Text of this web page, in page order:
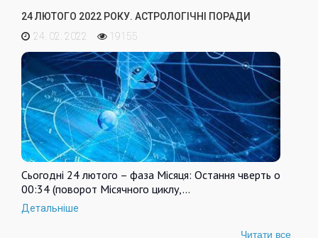
24 ЛЮТОГО 2022 РОКУ. АСТРОЛОГІЧНІ ПОРАДИ
24. 02. 2022
19155
Сьогодні 24 лютого – фаза Місяця: Остання чверть о
00:34 (поворот Місячного циклу,…
Детальніше
Читати все